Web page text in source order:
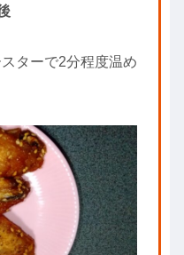
ターで2分程度温め